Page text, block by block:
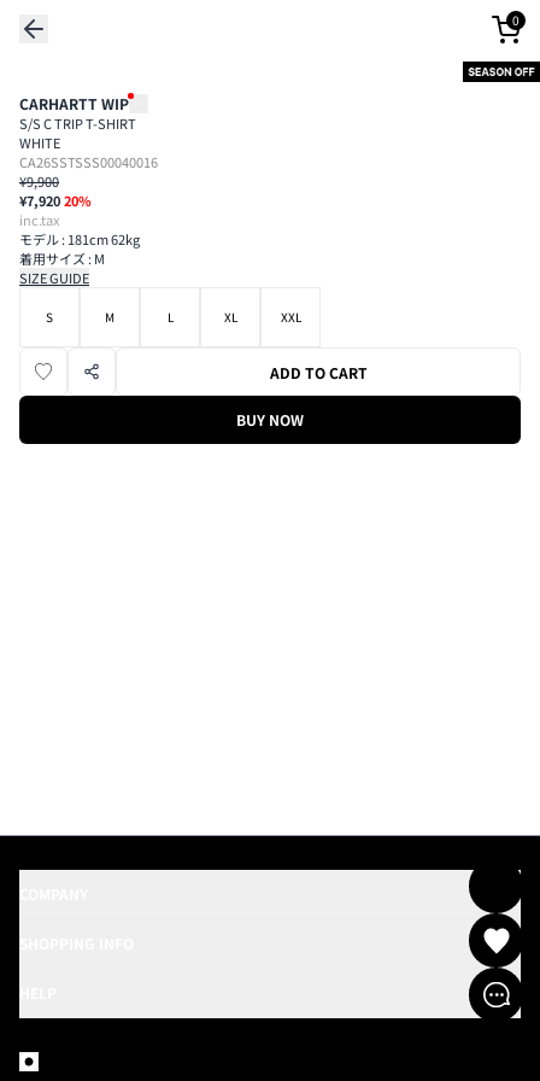
0
CARHARTT WIP
S/S C TRIP T-SHIRT
WHITE
CA26SSTSSS00040016
¥9,900
¥7,92020%
inc.tax
モデル : 181cm 62kg
着用サイズ : M
SIZE GUIDE
S M L XL XXL
ADD TO CART
BUY NOW